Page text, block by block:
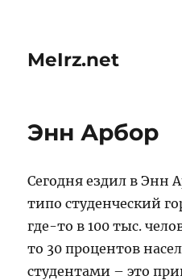
MeIrz.net
Энн Арбор
Сегодня ездил в Энн
типо студенческий
где-то в 100 тыс.
то 30 процентов
студентами – это